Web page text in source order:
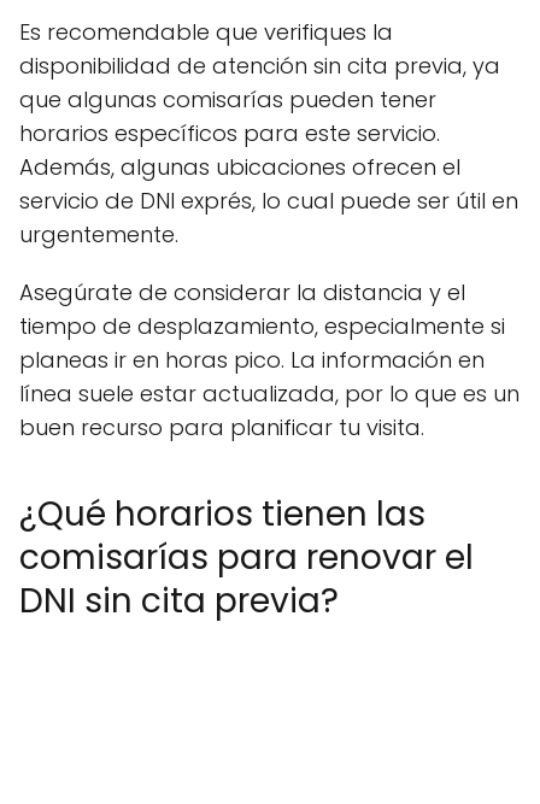
Es recomendable que verifiques la
disponibilidad de atención sin cita previa, ya
que algunas comisarías pueden tener
horarios específicos para este servicio.
Además, algunas ubicaciones ofrecen el
servicio de DNI exprés, lo cual puede ser útil en
urgentemente.
Asegúrate de considerar la distancia y el
tiempo de desplazamiento, especialmente si
planeas ir en horas pico. La información en
línea suele estar actualizada, por lo que es un
buen recurso para planificar tu visita.
¿Qué horarios tienen las
comisarías para renovar el
DNI sin cita previa?